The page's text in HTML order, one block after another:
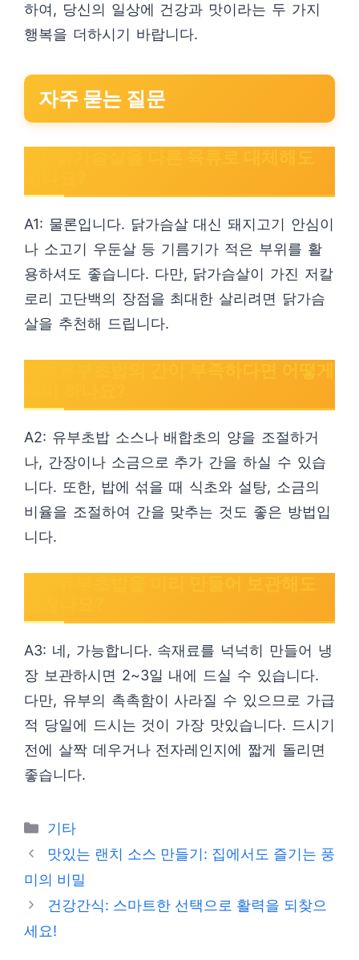
하여, 당신의 일상에 건강과 맛이라는 두 가지
행복을 더하시기 바랍니다.
자주 묻는 질문
A1: 물론입니다. 닭가슴살 대신 돼지고기 안심이
나 소고기 우둔살 등 기름기가 적은 부위를 활
용하셔도 좋습니다. 다만, 닭가슴살이 가진 저칼
로리 고단백의 장점을 최대한 살리려면 닭가슴
살을 추천해 드립니다.
A2: 유부초밥 소스나 배합초의 양을 조절하거
나, 간장이나 소금으로 추가 간을 하실 수 있습
니다. 또한, 밥에 섞을 때 식초와 설탕, 소금의
비율을 조절하여 간을 맞추는 것도 좋은 방법입
니다.
A3: 네, 가능합니다. 속재료를 넉넉히 만들어 냉
장 보관하시면 2~3일 내에 드실 수 있습니다.
다만, 유부의 촉촉함이 사라질 수 있으므로 가급
적 당일에 드시는 것이 가장 맛있습니다. 드시기
전에 살짝 데우거나 전자레인지에 짧게 돌리면
좋습니다.
Categories
기타
맛있는 랜치 소스 만들기: 집에서도 즐기는 풍
미의 비밀
건강간식: 스마트한 선택으로 활력을 되찾으
세요!